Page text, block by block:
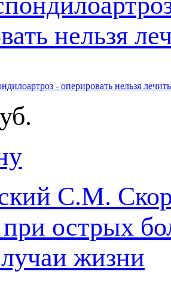
- оперировать нельзя лечить